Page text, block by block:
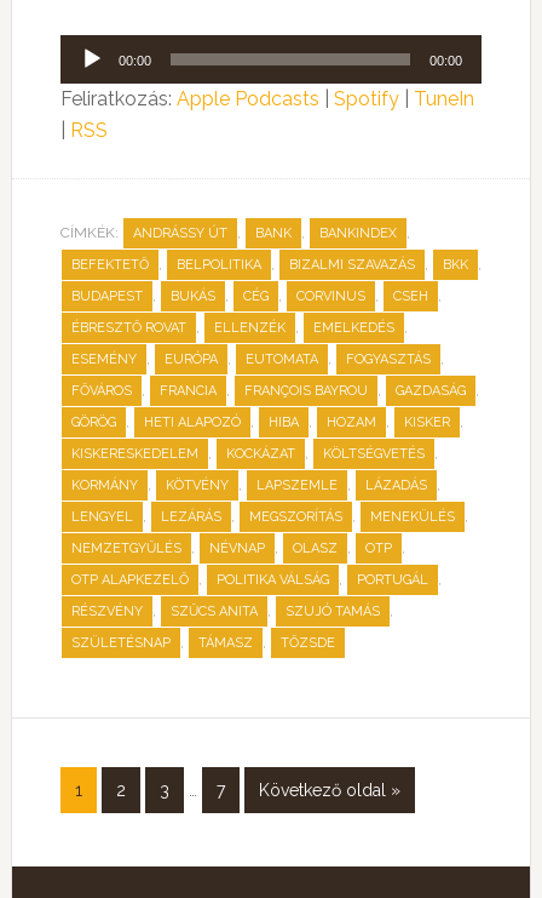
Audió
lejátszó
00:00 00:00
Feliratkozás: Apple Podcasts Spotify| TuneIn
RSS
CÍMKÉK: ANDRÁSSY ÚT , BANK , BANKINDEX ,
BEFEKTETŐ , BELPOLITIKA , BIZALMI SZAVAZÁS , BKK ,
BUDAPEST , BUKÁS , CÉG , CORVINUS , CSEH ,
ÉBRESZTŐ ROVAT , ELLENZÉK , EMELKEDÉS ,
ESEMÉNY , EURÓPA , EUTOMATA , FOGYASZTÁS ,
FŐVÁROS , FRANCIA , FRANÇOIS BAYROU , GAZDASÁG ,
GÖRÖG , HETI ALAPOZÓ , HIBA , HOZAM , KISKER ,
KISKERESKEDELEM , KOCKÁZAT , KÖLTSÉGVETÉS ,
KORMÁNY , KÖTVÉNY , LAPSZEMLE , LÁZADÁS ,
LENGYEL , LEZÁRÁS , MEGSZORÍTÁS , MENEKÜLÉS ,
NEMZETGYŰLÉS , NÉVNAP , OLASZ , OTP ,
OTP ALAPKEZELŐ , POLITIKA VÁLSÁG , PORTUGÁL ,
RÉSZVÉNY , SZŰCS ANITA , SZUJÓ TAMÁS ,
SZÜLETÉSNAP , TÁMASZ , TŐZSDE
1 2 3 7 Következő oldal »